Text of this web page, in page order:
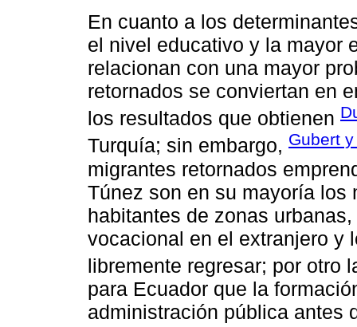
En cuanto a los
el nivel educativo y la mayor
relacionan con una mayor
retornados se conviertan en
los resultados que obtienen
Turquía; sin embargo, Gubert
migrantes retornados
Túnez son en su mayoría los
habitantes de zonas
vocacional en el extranjero y
libremente regresar; por otro
para Ecuador que la
administración pública antes